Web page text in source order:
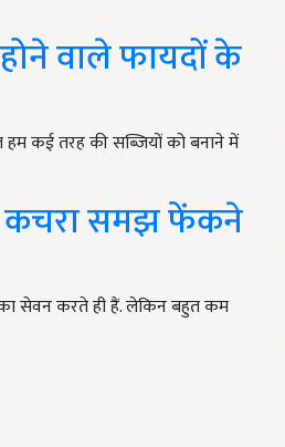
वाले फायदों के
कई तरह की सब्जियों को बनाने में
कचरा समझ फेंकने
सेवन करते ही हैं. लेकिन बहुत कम